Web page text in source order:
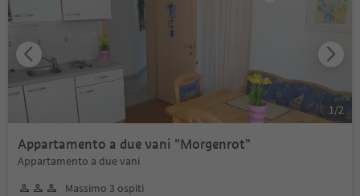
Appartamento a due vani "Morgenrot"
Appartamento a due vani
Massimo 3 ospiti
1 /2